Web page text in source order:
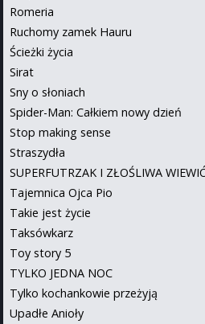
Romeria
Ruchomy zamek Hauru
Ścieżki życia
Sirat
Sny o słoniach
Spider-Man: Całkiem nowy dzień
Stop making sense
Straszydła
SUPERFUTRZAK I ZŁOŚLIWA
Tajemnica Ojca Pio
Takie jest życie
Taksówkarz
Toy story 5
TYLKO JEDNA NOC
Tylko kochankowie przeżyją
Upadłe Anioły